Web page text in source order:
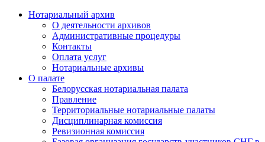
Нотариальный архив
О деятельности архивов
Административные процедуры
Контакты
Оплата услуг
Нотариальные архивы
О палате
Белорусская нотариальная палата
Правление
Территориальные нотариальные палаты
Дисциплинарная комиссия
Ревизионная комиссия